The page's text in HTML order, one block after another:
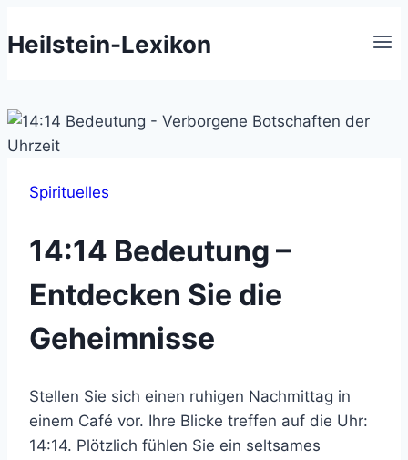
Inhalt
Heilstein-Lexikon
Spirituelles
14:14 Bedeutung –
Entdecken Sie die
Geheimnisse
Stellen Sie sich einen ruhigen Nachmittag in
einem Café vor. Ihre Blicke treffen auf die Uhr:
14:14. Plötzlich fühlen Sie ein seltsames